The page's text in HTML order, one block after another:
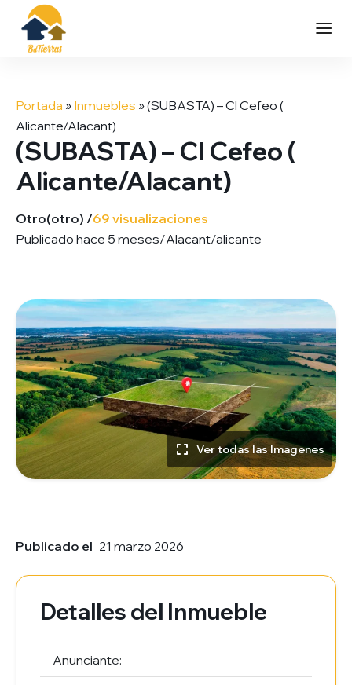
contenido
Portada » Inmuebles »(SUBASTA) – Cl Cefeo (
Alicante/Alacant)
(SUBASTA) – Cl Cefeo (
Alicante/Alacant)
Otro(otro) /69 visualizaciones
Publicado hace 5 meses/Alacant/alicante
Ver todas las Imagenes
Publicado el 21 marzo 2026
Detalles del Inmueble
Anunciante: